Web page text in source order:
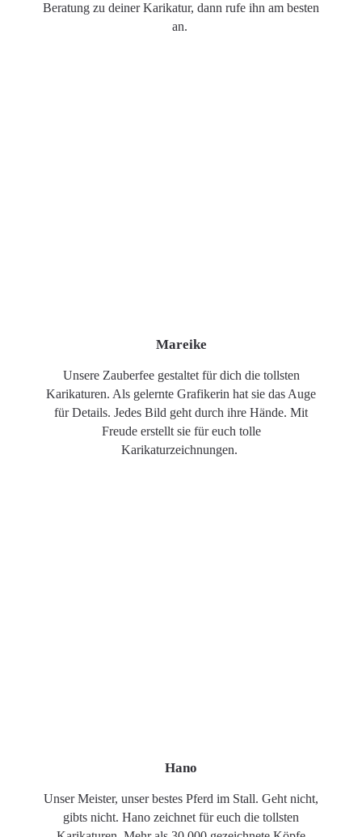
Beratung zu deiner Karikatur, dann rufe ihn am besten
an.
Mareike
Unsere Zauberfee gestaltet für dich die tollsten
Karikaturen. Als gelernte Grafikerin hat sie das Auge
für Details. Jedes Bild geht durch ihre Hände. Mit
Freude erstellt sie für euch tolle
Karikaturzeichnungen.
Hano
Unser Meister, unser bestes Pferd im Stall. Geht nicht,
gibts nicht. Hano zeichnet für euch die tollsten